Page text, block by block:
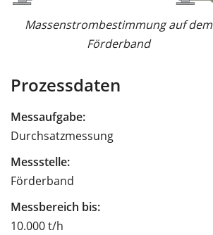
Massenstrombestimmung auf dem
Förderband
Prozessdaten
Messaufgabe:
Durchsatzmessung
Messstelle:
Förderband
Messbereich bis:
10.000 t/h